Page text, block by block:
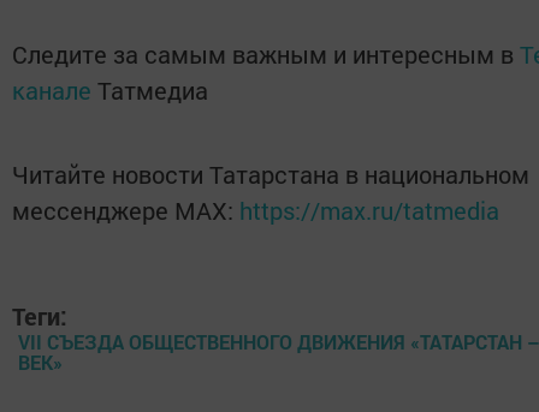
Следите за самым важным и интересным в
канале Татмедиа
Читайте новости Татарстана в национальном
мессенджере MАХ: https://max.ru/tatmedia
Теги:
VII СЪЕЗДА ОБЩЕСТВЕННОГО ДВИЖЕНИЯ «ТАТАРСТАН
ВЕК»